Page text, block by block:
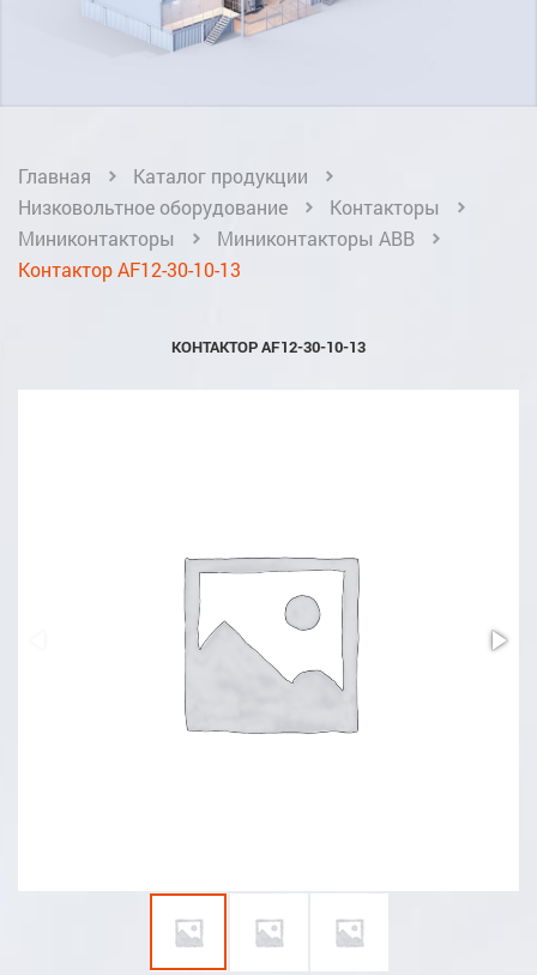
Главная
Каталог продукции
Низковольтное оборудование
Контакторы
Миниконтакторы
Миниконтакторы ABB
Контактор AF12-30-10-13
КОНТАКТОР AF12-30-10-13